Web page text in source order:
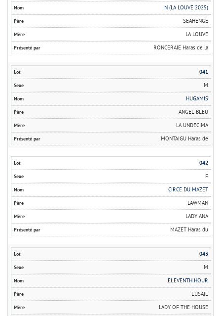
N (LA LOUVE 2025)
SEAHENGE
LA LOUVE
RONCERAIE Haras de la
041
M
HUGAMIS
ANGEL BLEU
LA UNDECIMA
MONTAIGU Haras de
042
F
CIRCE DU MAZET
LAWMAN
LADY ANA
MAZET Haras du
043
M
ELEVENTH HOUR
LUSAIL
LADY OF THE HOUSE